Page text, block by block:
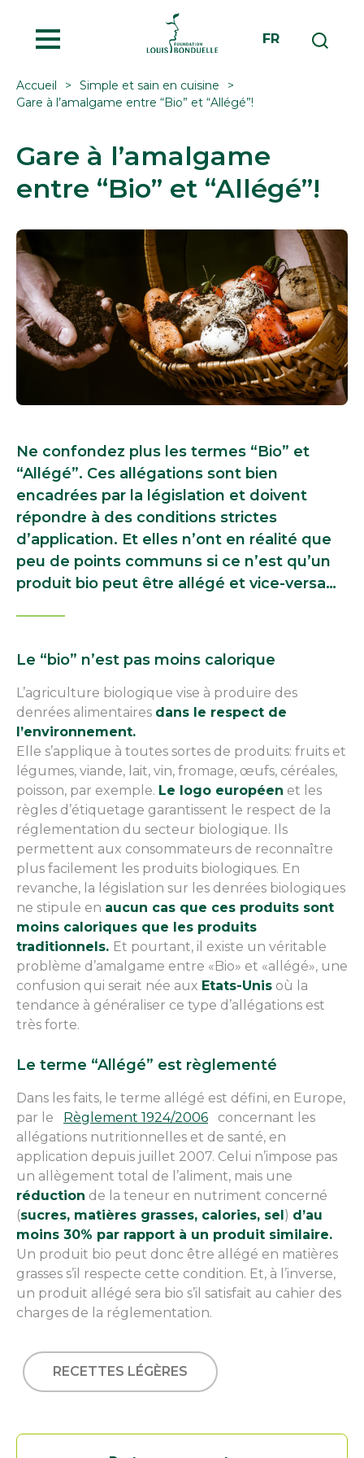
FR
Accueil
Simple et sain en cuisine
Gare à l’amalgame entre “Bio” et “Allégé”!
Gare à l’amalgame
entre “Bio” et “Allégé”!
Ne confondez plus les termes “Bio” et
“Allégé”. Ces allégations sont bien
encadrées par la législation et doivent
répondre à des conditions strictes
d’application. Et elles n’ont en réalité que
peu de points communs si ce n’est qu’un
produit bio peut être allégé et vice-versa…
Le “bio” n’est pas moins calorique
L’agriculture biologique vise à produire des
denrées alimentaires dans le respect de
l’environnement.
Elle s’applique à toutes sortes de produits: fruits et
légumes, viande, lait, vin, fromage, œufs, céréales,
poisson, par exemple. Le logo européen et les
règles d’étiquetage garantissent le respect de la
réglementation du secteur biologique. Ils
permettent aux consommateurs de reconnaître
plus facilement les produits biologiques. En
revanche, la législation sur les denrées biologiques
ne stipule en aucun cas que ces produits sont
moins caloriques que les produits
traditionnels. Et pourtant, il existe un véritable
problème d’amalgame entre «Bio» et «allégé», une
confusion qui serait née aux Etats-Unis où la
tendance à généraliser ce type d’allégations est
très forte.
Le terme “Allégé” est règlementé
Dans les faits, le terme allégé est défini, en Europe,
par le
Règlement 1924/2006
concernant les
allégations nutritionnelles et de santé, en
application depuis juillet 2007. Celui n’impose pas
un allègement total de l’aliment, mais une
réduction de la teneur en nutriment concerné
(sucres, matières grasses, calories, sel ) d’au
moins 30% par rapport à un produit similaire.
Un produit bio peut donc être allégé en matières
grasses s’il respecte cette condition. Et, à l’inverse,
un produit allégé sera bio s’il satisfait au cahier des
charges de la réglementation.
RECETTES LÉGÈRES